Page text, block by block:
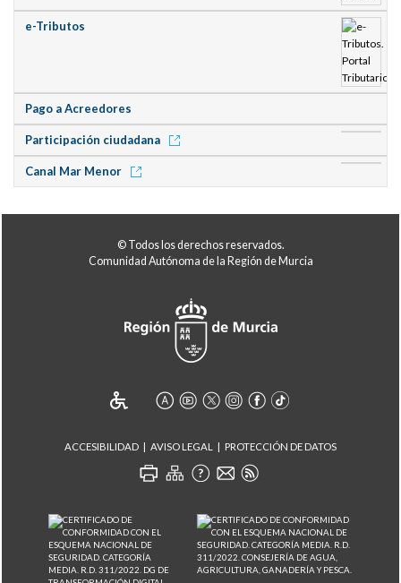
e-Tributos
Pago a Acreedores
Participación ciudadana
Canal Mar Menor
© Todos los derechos reservados.
Comunidad Autónoma de la Región de Murcia
ACCESIBILIDAD AVISO LEGAL PROTECCIÓN DE DATOS